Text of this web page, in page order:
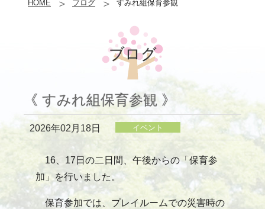
HOME ブログ すみれ組保育参観
ブログ
《 すみれ組保育参観 》
2026年02月18日 イベント
16、17日の二日間、午後からの「保育参
加」を行いました。
保育参加では、プレイルームでの災害時の